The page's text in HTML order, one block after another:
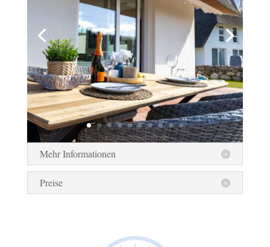
Mehr Informationen
Preise